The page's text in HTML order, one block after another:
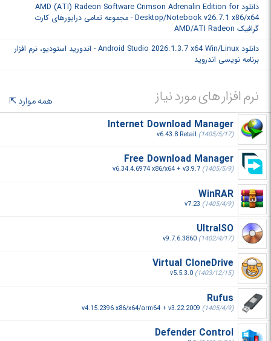
دانلود AMD (ATI) Radeon Software Crimson Adrenalin Edition for
Desktop/Notebook v26.7.1 x86/x64 - مجموعه تمامی درایورهای کارت
گرافیک‌ AMD/ATI Radeon
دانلود Android Studio 2026.1.3.7 x64 Win/Linux - اندورید استودیو، نرم افزار
برنامه نویسی اندروید
نرم افزار های مورد نیاز
همه موارد
Internet Download Manager
v6.43.8 Retail (1405/5/17)
Free Download Manager
v6.34.4.6974 x86/x64 + v3.9.7 (1405/5/9)
WinRAR
v7.23 (1405/4/9)
UltraISO
v9.7.6.3860 (1402/4/17)
Virtual CloneDrive
v5.5.3.0 (1403/12/15)
Rufus
v4.15.2396 x86/x64/arm64 + v3.22.2009 (1405/4/9)
Defender Control